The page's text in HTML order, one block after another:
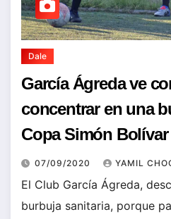
Dale
García Ágreda ve
concentrar en una
Copa Simón Bolívar
07/09/2020 YAMIL
El Club García Ágreda,
burbuja sanitaria, porque